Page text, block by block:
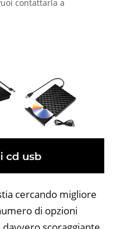
contattarla a
cercando migliore
di opzioni